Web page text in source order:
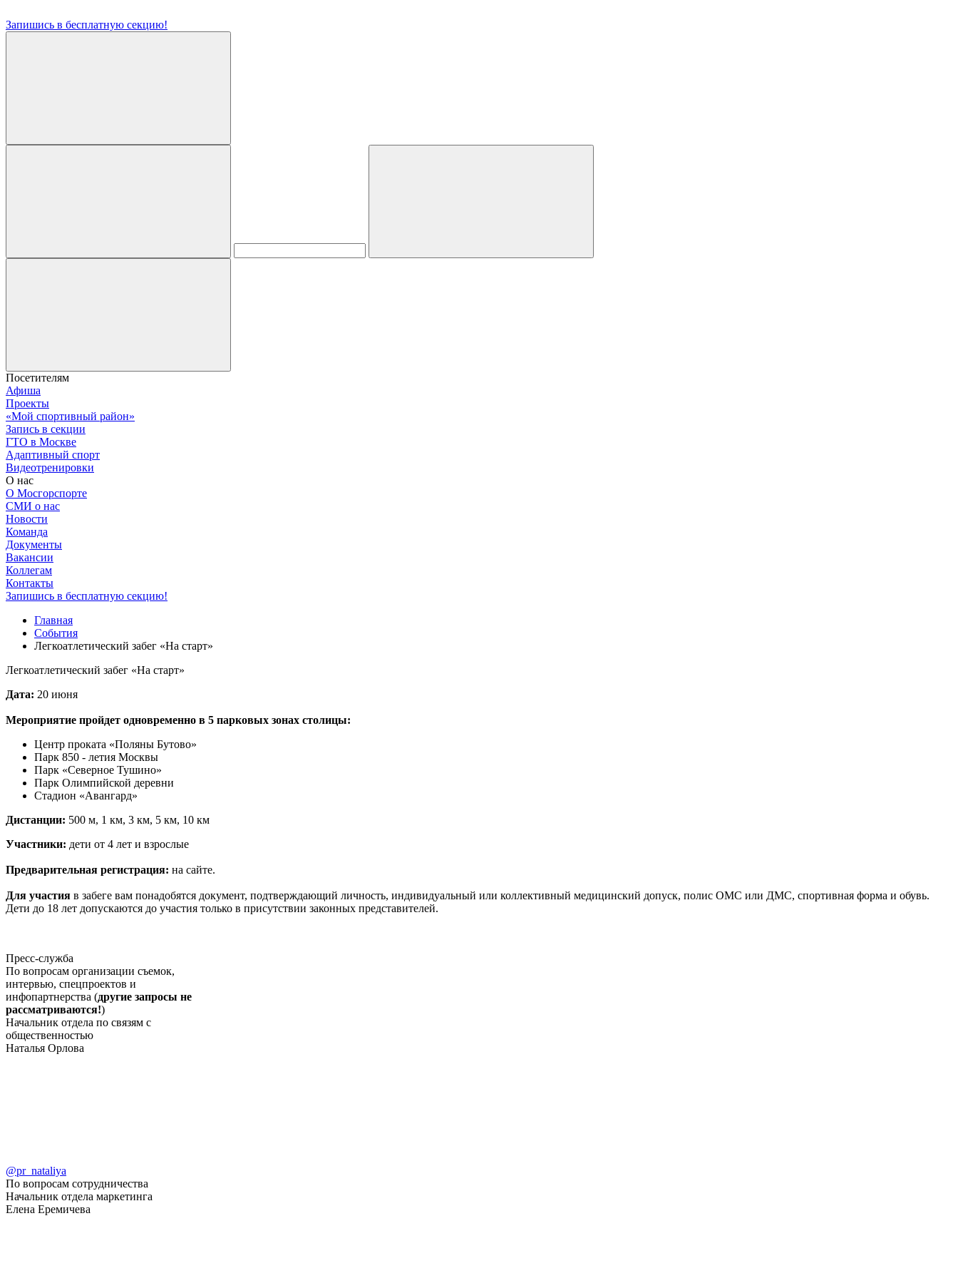
Запишись в бесплатную секцию!
Посетителям
Афиша
Проекты
«Мой спортивный район»
Запись в секции
ГТО в Москве
Адаптивный спорт
Видеотренировки
О нас
О Мосгорспорте
СМИ о нас
Новости
Команда
Документы
Вакансии
Коллегам
Контакты
Запишись в бесплатную секцию!
Главная
События
Легкоатлетический забег «На старт»
Легкоатлетический забег «На старт»
Дата: 20 июня
Мероприятие пройдет одновременно в 5 парковых зонах столицы:
Центр проката «Поляны Бутово»
Парк 850 - летия Москвы
Парк «Северное Тушино»
Парк Олимпийской деревни
Стадион «Авангард»
Дистанции: 500 м, 1 км, 3 км, 5 км, 10 км
Участники: дети от 4 лет и взрослые
Предварительная регистрация: на сайте.
Для участия в забеге вам понадобятся документ, подтверждающий личность, индивидуальный или коллективный медицинский допуск, полис ОМС или ДМС, спортивная форма и обувь.
Дети до 18 лет допускаются до участия только в присутствии законных представителей.
Пресс-служба
По вопросам организации съемок,
интервью, спецпроектов и
инфопартнерства (другие запросы не
рассматриваются!)
Начальник отдела по связям с
общественностью
Наталья Орлова
@pr_nataliya
По вопросам сотрудничества
Начальник отдела маркетинга
Елена Еремичева